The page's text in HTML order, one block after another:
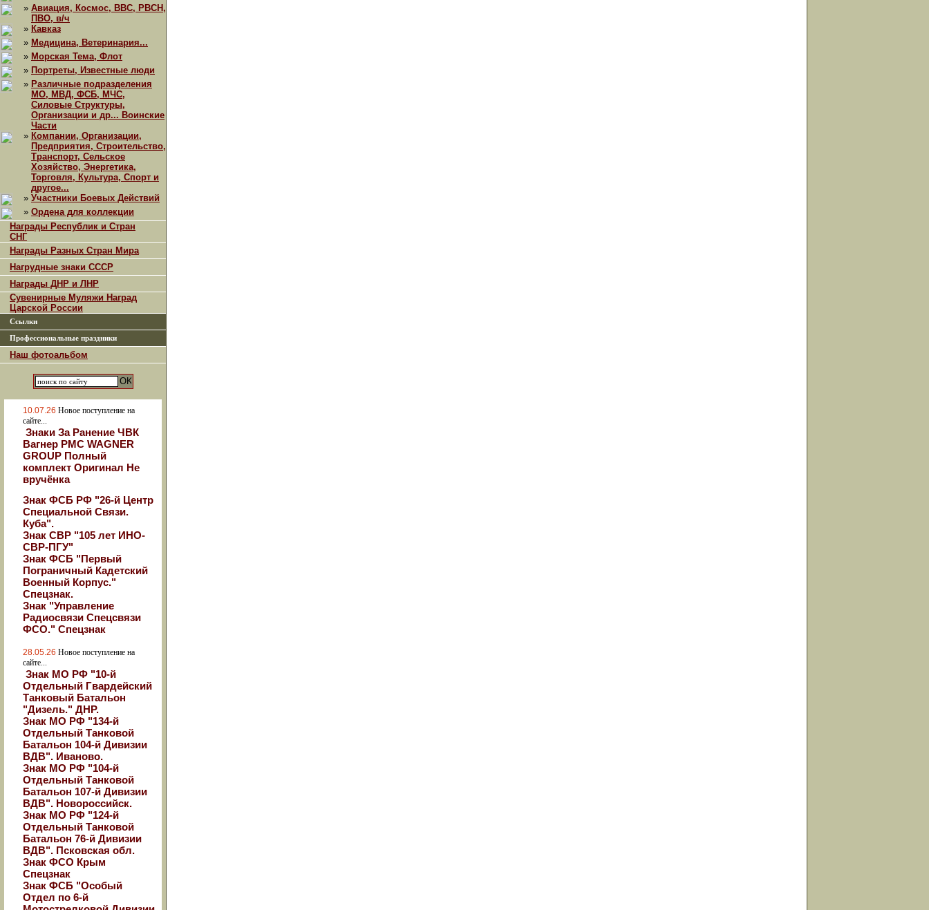
» Авиация, Космос, ВВС, РВСН,
ПВО, в/ч
» Кавказ
» Медицина, Ветеринария...
» Морская Тема, Флот
» Портреты, Известные люди
» Различные подразделения
МО, МВД, ФСБ, МЧС,
Силовые Структуры,
Организации и др... Воинские
Части
» Компании, Организации,
Предприятия, Строительство,
Транспорт, Сельское
Хозяйство, Энергетика,
Торговля, Культура, Спорт и
другое...
» Участники Боевых Действий
» Ордена для коллекции
Награды Республик и Стран
СНГ
Награды Разных Стран Мира
Нагрудные знаки СССР
Награды ДНР и ЛНР
Сувенирные Муляжи Наград
Царской России
Ссылки
Профессиональные праздники
Наш фотоальбом
10.07.26 Новое поступление на
сайте...
Знаки За Ранение ЧВК
Вагнер РМС WAGNER
GROUP Полный
комплект Оригинал Не
вручёнка
Знак ФСБ РФ "26-й Центр
Специальной Связи.
Куба".
Знак СВР "105 лет ИНО-
СВР-ПГУ"
Знак ФСБ "Первый
Пограничный Кадетский
Военный Корпус."
Спецзнак.
Знак "Управление
Радиосвязи Спецсвязи
ФСО." Спецзнак
28.05.26 Новое поступление на
сайте...
Знак МО РФ "10-й
Отдельный Гвардейский
Танковый Батальон
"Дизель." ДНР.
Знак МО РФ "134-й
Отдельный Танковой
Батальон 104-й Дивизии
ВДВ". Иваново.
Знак МО РФ "104-й
Отдельный Танковой
Батальон 107-й Дивизии
ВДВ". Новороссийск.
Знак МО РФ "124-й
Отдельный Танковой
Батальон 76-й Дивизии
ВДВ". Псковская обл.
Знак ФСО Крым
Спецзнак
Знак ФСБ "Особый
Отдел по 6-й